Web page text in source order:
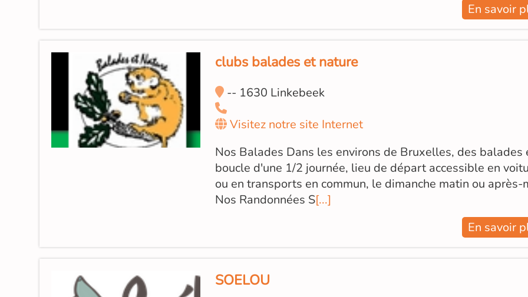
En savoir
clubs balades et nature
-- 1630 Linkebeek
Visitez notre site Internet
Nos Balades Dans les environs de Bruxelles, des balades
boucle d'une 1/2 journée, lieu de départ accessible en
ou en transports en commun, le dimanche matin ou après-
Nos Randonnées S[...]
En savoir
SOELOU